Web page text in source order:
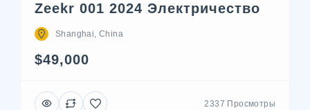
Zeekr 001 2024 Электричество
Shanghai, China
$49,000
2337 Просмотры